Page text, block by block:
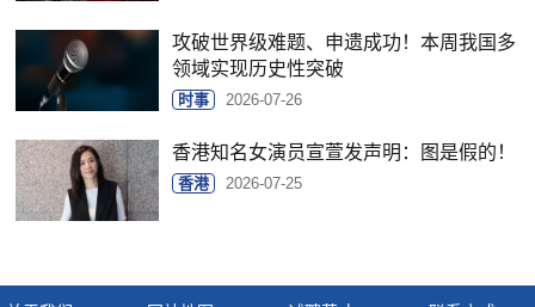
攻破世界级难题、申遗成功！本周我国多
领域实现历史性突破
时事 2026-07-26
香港知名女演员宣萱发声明：图是假的！
香港 2026-07-25